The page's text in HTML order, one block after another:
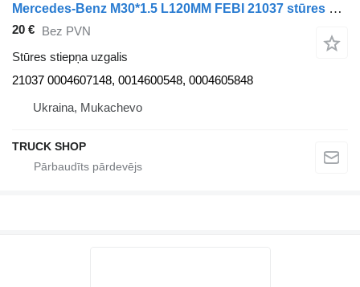
Mercedes-Benz M30*1.5 L120MM FEBI 21037 stūres stiepņa uzgalis paredzēts Mercedes-Benz ACTROS 1, MP2, MP3, ATEGO 1; SETRA S400 04.96- kravas automašīnas
20 € Bez PVN
Stūres stiepņa uzgalis
21037 0004607148, 0014600548, 0004605848
Ukraina, Mukachevo
TRUCK SHOP